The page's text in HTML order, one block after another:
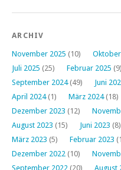
ARCHIV
November 2025 (10)
Juli 2025 (25) Februar 2025 (9)
September 2024(49) Juni
April 2024(1) März 2024(18)
Dezember 2023 (12)
August 2023 (15) Juni 2023 (8)
März 2023 (5) Februar 2023
Dezember 2022 (10)
September 2022 (20) August